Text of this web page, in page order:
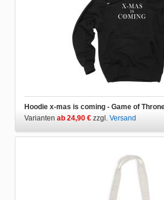
Hoodie x-mas is coming - Game of
Varianten ab 24,90 € zzgl. Versand